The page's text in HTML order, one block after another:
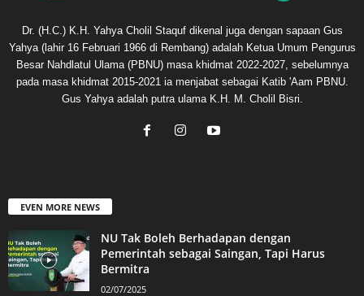
Dr. (H.C.) K.H. Yahya Cholil Staquf dikenal juga dengan sapaan Gus
Yahya (lahir 16 Februari 1966 di Rembang) adalah Ketua Umum Pengurus
Besar Nahdlatul Ulama (PBNU) masa khidmat 2022-2027, sebelumnya
pada masa khidmat 2015-2021 ia menjabat sebagai Katib 'Aam PBNU.
Gus Yahya adalah putra ulama K.H. M. Cholil Bisri.
EVEN MORE NEWS
NU Tak Boleh Berhadapan dengan
Pemerintah sebagai Saingan, Tapi Harus
Bermitra
02/07/2025